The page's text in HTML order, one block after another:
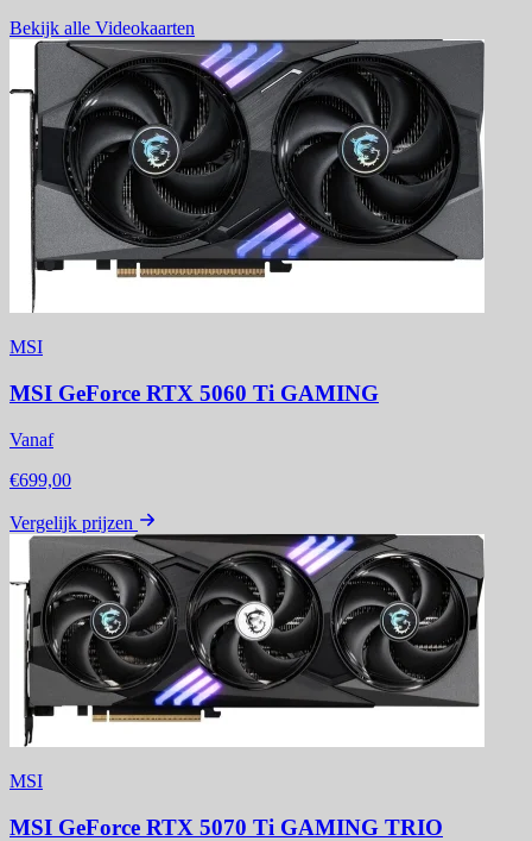
Bekijk alle Videokaarten
MSI
MSI GeForce RTX 5060 Ti GAMING
Vanaf
€699,00
Vergelijk prijzen
MSI
MSI GeForce RTX 5070 Ti GAMING TRIO